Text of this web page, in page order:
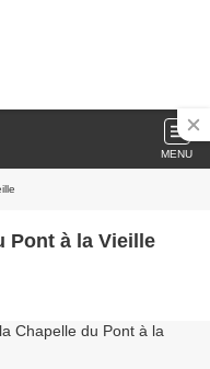
MENU
Pont à la Vieille